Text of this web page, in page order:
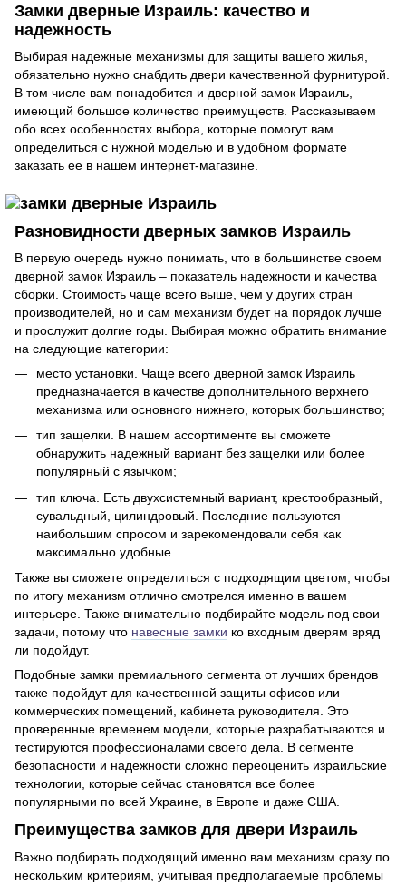
Замки дверные Израиль: качество и
надежность
Выбирая надежные механизмы для защиты вашего жилья,
обязательно нужно снабдить двери качественной фурнитурой.
В том числе вам понадобится и дверной замок Израиль,
имеющий большое количество преимуществ. Рассказываем
обо всех особенностях выбора, которые помогут вам
определиться с нужной моделью и в удобном формате
заказать ее в нашем интернет-магазине.
Разновидности дверных замков Израиль
В первую очередь нужно понимать, что в большинстве своем
дверной замок Израиль – показатель надежности и качества
сборки. Стоимость чаще всего выше, чем у других стран
производителей, но и сам механизм будет на порядок лучше
и прослужит долгие годы. Выбирая можно обратить внимание
на следующие категории:
место установки. Чаще всего дверной замок Израиль
предназначается в качестве дополнительного верхнего
механизма или основного нижнего, которых большинство;
тип защелки. В нашем ассортименте вы сможете
обнаружить надежный вариант без защелки или более
популярный с язычком;
тип ключа. Есть двухсистемный вариант, крестообразный,
сувальдный, цилиндровый. Последние пользуются
наибольшим спросом и зарекомендовали себя как
максимально удобные.
Также вы сможете определиться с подходящим цветом, чтобы
по итогу механизм отлично смотрелся именно в вашем
интерьере. Также внимательно подбирайте модель под свои
задачи, потому что навесные замки ко входным дверям вряд
ли подойдут.
Подобные замки премиального сегмента от лучших брендов
также подойдут для качественной защиты офисов или
коммерческих помещений, кабинета руководителя. Это
проверенные временем модели, которые разрабатываются и
тестируются профессионалами своего дела. В сегменте
безопасности и надежности сложно переоценить израильские
технологии, которые сейчас становятся все более
популярными по всей Украине, в Европе и даже США.
Преимущества замков для двери Израиль
Важно подбирать подходящий именно вам механизм сразу по
нескольким критериям, учитывая предполагаемые проблемы